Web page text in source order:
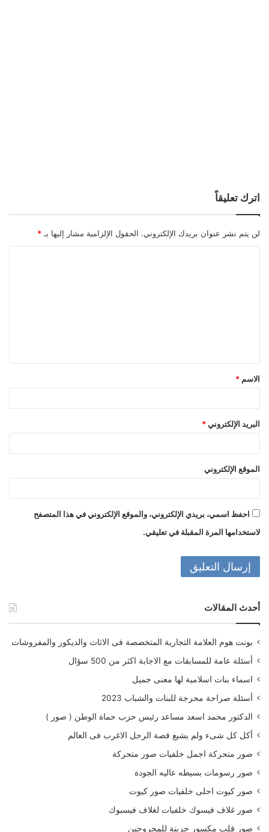
اترك تعليقاً
لن يتم نشر عنوان بريدك الإلكتروني. الحقول الإلزامية مشار إليها بـ *
ق
*
الاسم *
البريد الإلكتروني *
الموقع الإلكتروني
احفظ اسمي، بريدي الإلكتروني، والموقع الإلكتروني في هذا المتصفح
لاستخدامها المرة المقبلة في تعليقي.
أحدث المقالات
بونت هوم العلامة التجارية المتخصصة فى الاثاث والديكور والمفروشات
أسئلة عامة للمسابقات مع الاجابة اكثر من 500 سؤال
اسماء بنات اسلامية لها معنى جميل
أسئلة صراحة محرجة للبنات والشباب 2023
الدكتور محمد اسعد مساعد رئيس حزب حماة الوطن ( صور )
أكل كل شىء ولم يشبع قصة الرجل الاغرب فى العالم
صور متحركة اجمل خلفيات صور متحركة
صور رسومات بسيطه عاليه الجودة
صور كيوت احلى خلفيات صور كيوت
صور غلاف فيسوك خلفيات لغلاف فيسبوك
صور قلب مكسور حزينة للمجروحين